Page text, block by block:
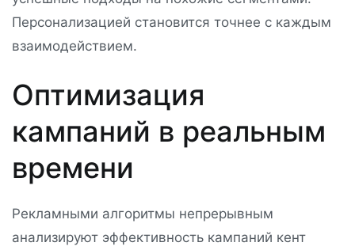
Персонализацией становится точнее с каждым
взаимодействием.
Оптимизация
кампаний в реальным
времени
Рекламными алгоритмы непрерывным
анализируют эффективность кампаний кент